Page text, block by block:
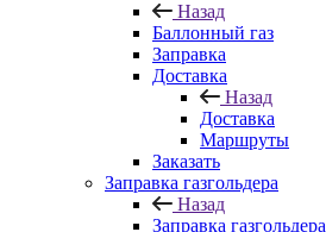
Назад
Баллонный газ
Заправка
Доставка
Назад
Доставка
Маршруты
Заказать
Заправка газгольдера
Назад
Заправка газгольдера